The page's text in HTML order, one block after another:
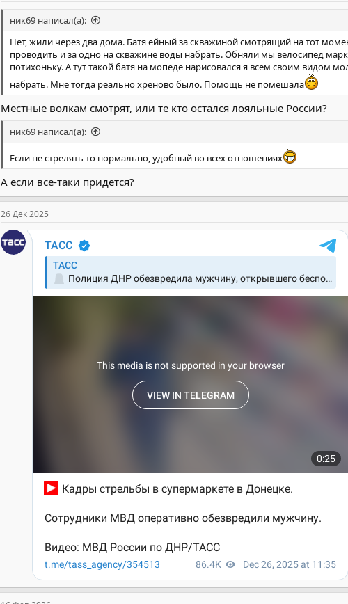
и
ник69 написал(а):
Нет, жили через два дома. Батя ейный за скважиной смотрящий на тот
проводить и за одно на скважине воды набрать. Обняли мы велосипед
потихоньку. А тут такой батя на мопеде нарисовался я всем своим видом
набрать. Мне тогда реально хреново было. Помощь не помешала
Местные волкам смотрят, или те кто остался лояльные России?
ник69 написал(а):
Если не стрелять то нормально, удобный во всех отношениях
А если все-таки придется?
26 Дек 2025